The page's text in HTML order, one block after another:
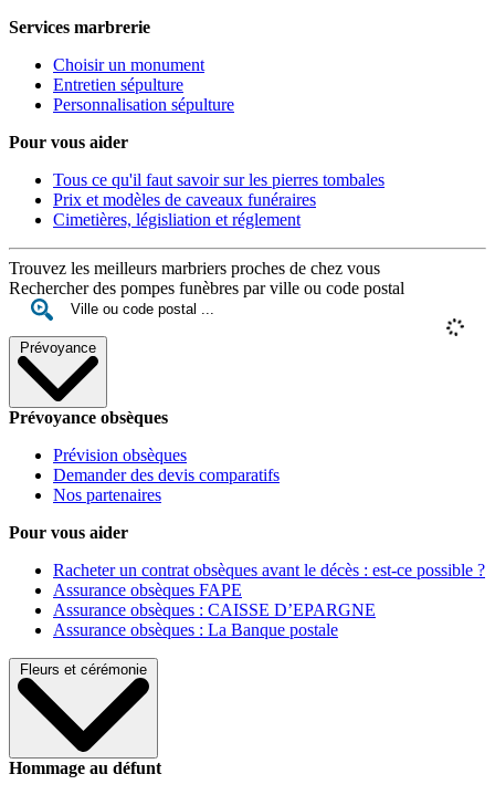
Services marbrerie
Choisir un monument
Entretien sépulture
Personnalisation sépulture
Pour vous aider
Tous ce qu'il faut savoir sur les pierres tombales
Prix et modèles de caveaux funéraires
Cimetières, législiation et réglement
Trouvez les meilleurs marbriers proches de chez vous
Rechercher des pompes funèbres par ville ou code postal
Prévoyance
Prévoyance obsèques
Prévision obsèques
Demander des devis comparatifs
Nos partenaires
Pour vous aider
Racheter un contrat obsèques avant le décès : est-ce possible ?
Assurance obsèques FAPE
Assurance obsèques : CAISSE D’EPARGNE
Assurance obsèques : La Banque postale
Fleurs et cérémonie
Hommage au défunt